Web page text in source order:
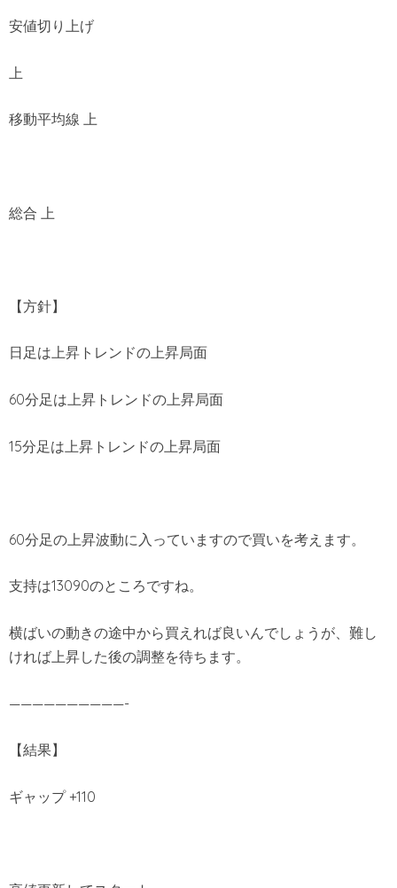
安値切り上げ
上
移動平均線 上
総合 上
【方針】
日足は上昇トレンドの上昇局面
60分足は上昇トレンドの上昇局面
15分足は上昇トレンドの上昇局面
60分足の上昇波動に入っていますので買いを考えます。
支持は13090のところですね。
横ばいの動きの途中から買えれば良いんでしょうが、難し
ければ上昇した後の調整を待ちます。
——————————-
【結果】
ギャップ +110